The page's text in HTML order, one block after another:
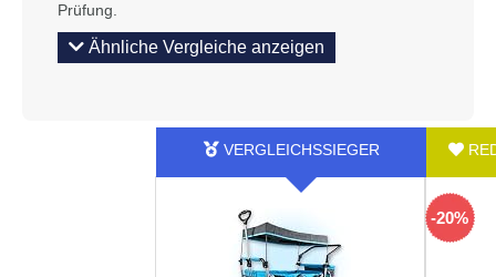
Prüfung.
Ähnliche Vergleiche anzeigen
-20%